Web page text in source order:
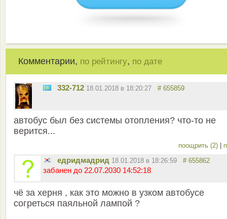
Комментарии, по рейтингу, по дате
332-712 18.01.2018 в 18:20:27 # 655859
автобус был без системы отопления? что-то не
верится...
поощрить (2)
едридмадрид 18.01.2018 в 18:26:59 # 655862
забанен до 22.07.2030 14:52:18
чё за херня , как это можно в узком автобусе
согреться паяльной лампой ?